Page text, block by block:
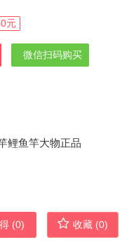
元
微信扫码购买
(0) 收藏 (0)